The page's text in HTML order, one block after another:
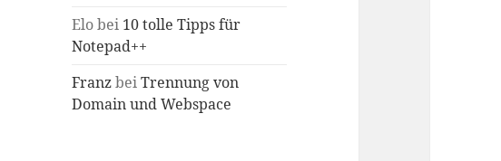
Elobei 10 tolle Tipps für
Notepad++
FranzbeiTrennung von
Domain und Webspace